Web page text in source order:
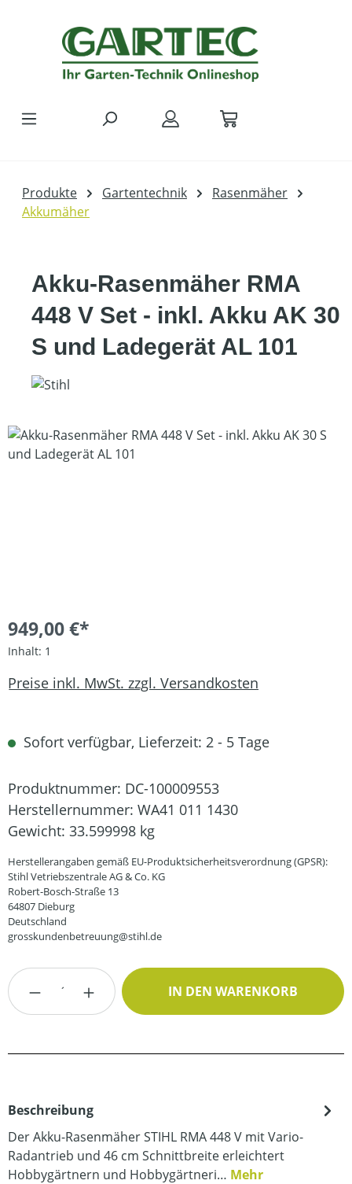
Produkte Gartentechnik
Rasenmäher
Akkumäher
Akku-Rasenmäher RMA
448 V Set - inkl. Akku AK 30
S und Ladegerät AL 101
Bildergalerie überspringen
949,00 €*
Inhalt: 1
Preise inkl. MwSt. zzgl. Versandkosten
Sofort verfügbar, Lieferzeit: 2 - 5 Tage
Produktnummer: DC-100009553
Herstellernummer: WA41 011 1430
Gewicht: 33.599998 kg
Herstellerangaben gemäß EU-Produktsicherheitsverordnung (GPSR):
Stihl Vetriebszentrale AG & Co. KG
Robert-Bosch-Straße 13
64807 Dieburg
Deutschland
grosskundenbetreuung@stihl.de
Produkt Anzahl: Gib den gewünschten
IN DEN WARENKORB
Beschreibung
Der Akku-Rasenmäher STIHL RMA 448 V mit Vario-
Radantrieb und 46 cm Schnittbreite erleichtert
Hobbygärtnern und Hobbygärtneri… Mehr